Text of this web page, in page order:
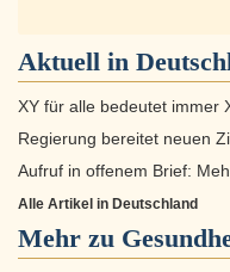
Aktuell in
XY für alle bedeutet immer
Regierung bereitet neuen
Aufruf in offenem Brief:
Alle Artikel in Deutschland
Mehr zu